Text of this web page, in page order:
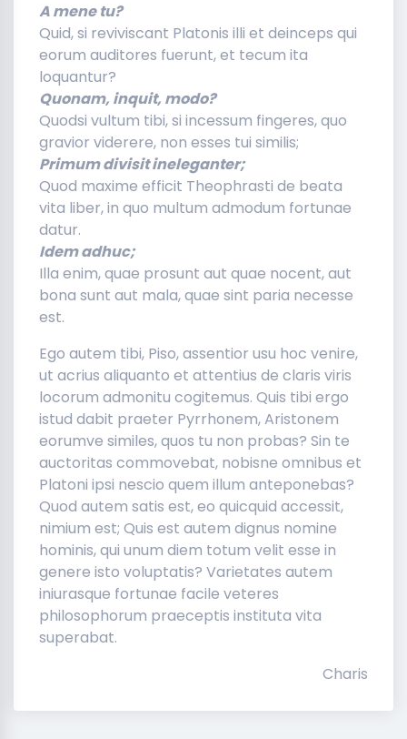
A mene tu?
Quid, si reviviscant Platonis illi et deinceps qui
eorum auditores fuerunt, et tecum ita
loquantur?
Quonam, inquit, modo?
Quodsi vultum tibi, si incessum fingeres, quo
gravior viderere, non esses tui similis;
Primum divisit ineleganter;
Quod maxime efficit Theophrasti de beata
vita liber, in quo multum admodum fortunae
datur.
Idem adhuc;
Illa enim, quae prosunt aut quae nocent, aut
bona sunt aut mala, quae sint paria necesse
est.
Ego autem tibi, Piso, assentior usu hoc venire,
ut acrius aliquanto et attentius de claris viris
locorum admonitu cogitemus. Quis tibi ergo
istud dabit praeter Pyrrhonem, Aristonem
eorumve similes, quos tu non probas? Sin te
auctoritas commovebat, nobisne omnibus et
Platoni ipsi nescio quem illum anteponebas?
Quod autem satis est, eo quicquid accessit,
nimium est; Quis est autem dignus nomine
hominis, qui unum diem totum velit esse in
genere isto voluptatis? Varietates autem
iniurasque fortunae facile veteres
philosophorum praeceptis instituta vita
superabat.
Charis